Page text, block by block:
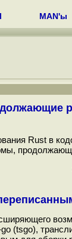
MAN'ы
Rust в
(tsgo),